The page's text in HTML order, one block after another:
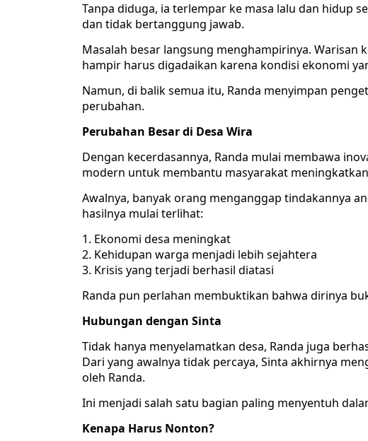
Tanpa diduga, ia terlempar ke masa lalu dan hidup
dan tidak bertanggung jawab.
Masalah besar langsung menghampirinya. Warisan
hampir harus digadaikan karena kondisi ekonomi
Namun, di balik semua itu, Randa menyimpan
perubahan.
Perubahan Besar di Desa Wira
Dengan kecerdasannya, Randa mulai membawa
modern untuk membantu masyarakat
Awalnya, banyak orang menganggap tindakannya
hasilnya mulai terlihat:
Ekonomi desa meningkat
Kehidupan warga menjadi lebih sejahtera
Krisis yang terjadi berhasil diatasi
Randa pun perlahan membuktikan bahwa dirinya
Hubungan dengan Sinta
Tidak hanya menyelamatkan desa, Randa juga
Dari yang awalnya tidak percaya, Sinta akhirnya
oleh Randa.
Ini menjadi salah satu bagian paling menyentuh
Kenapa Harus Nonton?